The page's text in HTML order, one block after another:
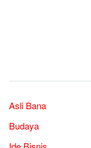
Asli Bana
Budaya